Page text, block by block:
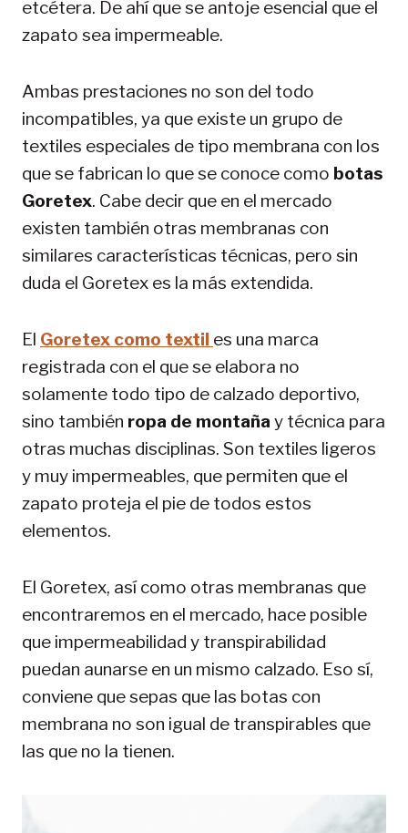
etcétera. De ahí que se antoje esencial que el
zapato sea impermeable.
Ambas prestaciones no son del todo
incompatibles, ya que existe un grupo de
textiles especiales de tipo membrana con los
que se fabrican lo que se conoce como botas
Goretex. Cabe decir que en el mercado
existen también otras membranas con
similares características técnicas, pero sin
duda el Goretex es la más extendida.
El Goretex como textil es una marca
registrada con el que se elabora no
solamente todo tipo de calzado deportivo,
sino también ropa de montaña y técnica para
otras muchas disciplinas. Son textiles ligeros
y muy impermeables, que permiten que el
zapato proteja el pie de todos estos
elementos.
El Goretex, así como otras membranas que
encontraremos en el mercado, hace posible
que impermeabilidad y transpirabilidad
puedan aunarse en un mismo calzado. Eso sí,
conviene que sepas que las botas con
membrana no son igual de transpirables que
las que no la tienen.